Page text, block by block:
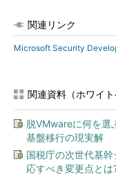
関連リンク
Microsoft Security
関連資料（ホワイト
脱VMwareに何を選
基盤移行の現実解
国税庁の次世代基
応すべき変更点とは